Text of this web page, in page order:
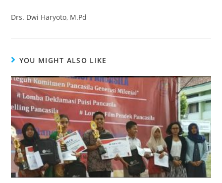
Drs. Dwi Haryoto, M.Pd
YOU MIGHT ALSO LIKE